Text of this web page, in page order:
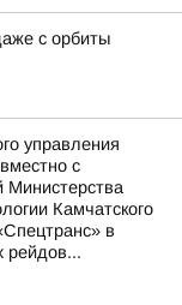
с орбиты
управления
с
Министерства
Камчатского
в
рейдов...